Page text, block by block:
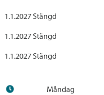
1.1.2027 Stängd
1.1.2027 Stängd
1.1.2027 Stängd
Måndag